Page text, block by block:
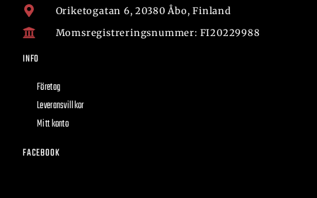
Oriketogatan 6, 20380 Åbo, Finland
Momsregistreringsnummer: FI20229988
INFO
Företag
Leveransvillkor
Mitt konto
FACEBOOK